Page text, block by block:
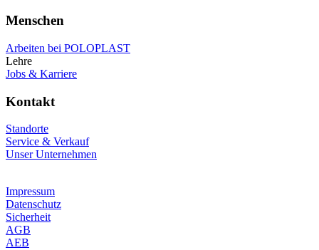
Menschen
Arbeiten bei POLOPLAST
Lehre
Jobs & Karriere
Kontakt
Standorte
Service & Verkauf
Unser Unternehmen
Impressum
Datenschutz
Sicherheit
AGB
AEB